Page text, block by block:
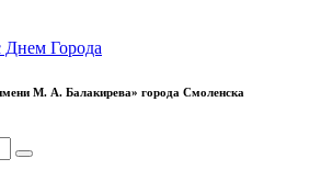
Днем Города
М. А. Балакирева» города Смоленска